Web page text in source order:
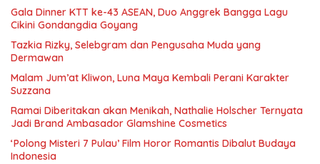
Gala Dinner KTT ke-43 ASEAN, Duo Anggrek Bangga Lagu
Cikini Gondangdia Goyang
Tazkia Rizky, Selebgram dan Pengusaha Muda yang
Dermawan
Malam Jum’at Kliwon, Luna Maya Kembali Perani Karakter
Suzzana
Ramai Diberitakan akan Menikah, Nathalie Holscher Ternyata
Jadi Brand Ambasador Glamshine Cosmetics
‘Polong Misteri 7 Pulau’ Film Horor Romantis Dibalut Budaya
Indonesia